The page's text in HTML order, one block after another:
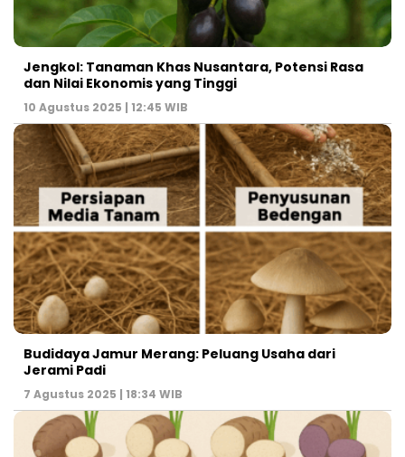
Jengkol: Tanaman Khas Nusantara, Potensi Rasa
dan Nilai Ekonomis yang Tinggi
10 Agustus 2025 | 12:45 WIB
Budidaya Jamur Merang: Peluang Usaha dari
Jerami Padi
7 Agustus 2025 | 18:34 WIB